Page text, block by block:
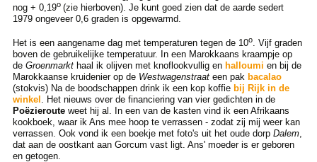
nog + 0,19o (zie hierboven). Je kunt goed zien dat de aarde sedert
1979 ongeveer 0,6 graden is opgewarmd.
Het is een aangename dag met temperaturen tegen de 10o. Vijf graden
boven de gebruikelijke temperatuur. In een Marokkaans kraampje op
de Groenmarkthaal ik olijven met knoflookvullig en halloumi en bij de
Marokkaanse kruidenier op de Westwagenstraateen pak bacalao
(stokvis) Na de boodschappen drink ik een kop koffie bij Rijk in de
winkel . Het nieuws over de financiering van vier gedichten in de
Poëzierouteweet hij al. In een van de kasten vind ik een Afrikaans
kookboek, waar ik Ans mee hoop te verrassen - zodat zij mij weer kan
verrassen. Ook vond ik een boekje met foto's uit het oude dorp Dalem,
dat aan de oostkant aan Gorcum vast ligt. Ans' moeder is er geboren
en getogen.